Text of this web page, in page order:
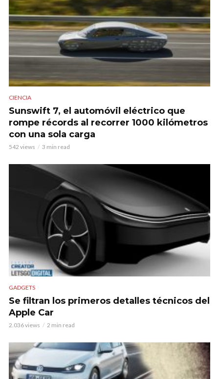
CIENCIA
Sunswift 7, el automóvil eléctrico que
rompe récords al recorrer 1000 kilómetros
con una sola carga
542 views 3 min read
GADGETS
Se filtran los primeros detalles técnicos del
Apple Car
2.036 views 2 min read